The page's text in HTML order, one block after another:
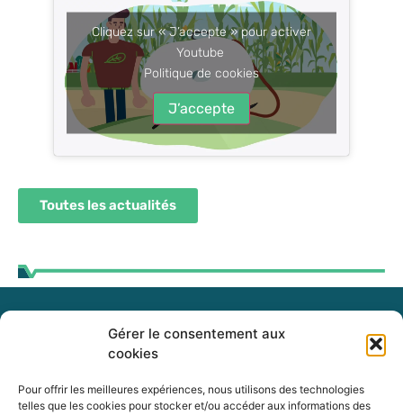
Gérer le consentement aux
cookies
Pour offrir les meilleures expériences, nous utilisons des technologies
telles que les cookies pour stocker et/ou accéder aux informations des
Cliquez sur « J’accepte » pour activer
Youtube
Politique de cookies
J’accepte
Toutes les actualités
255, boul. Laurier, bureau 100
McMasterville (Québec)
J3G 0B7